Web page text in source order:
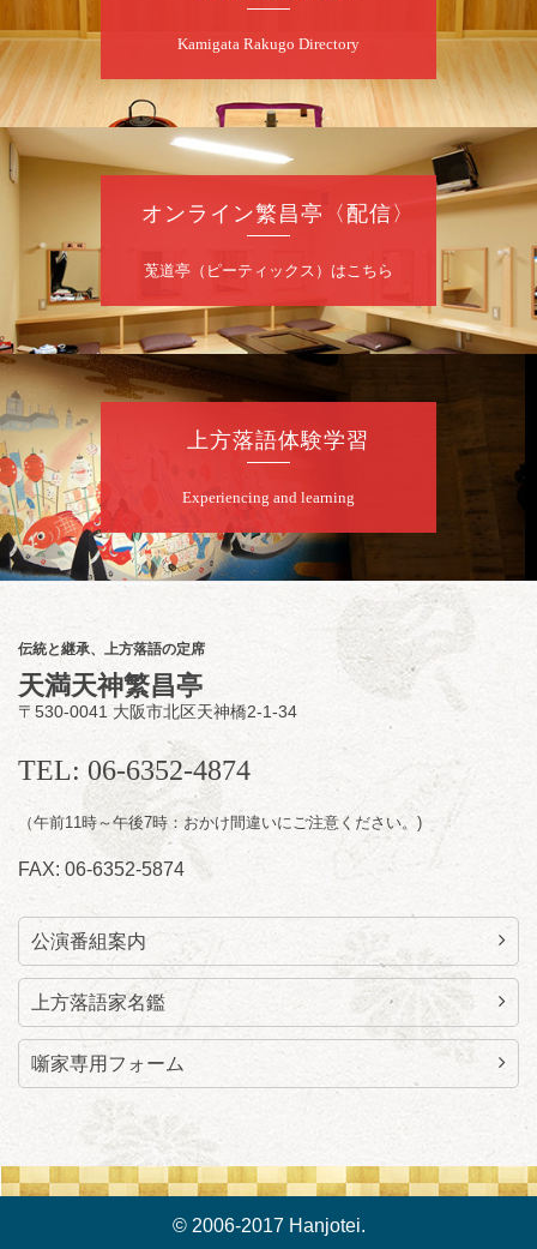
★菟道亭 配信あり
8月7日（金）
噺家が落語と芝居をしてみる会
桂米之助／桂団治郎／桂弥太郎／桂米舞／是
開演：午後6時30分（6時開場）全席指定
お問合せ：米朝事務所 06-6365-8281（平日
10時～18時）
★菟道亭配信あり
入はこちらをクリック
8月8日（土）
第2回 智之介・力造 二人会
笑福亭智之介「昭和任侠伝」「天王寺詣り」
／桂力造「桃太郎」「本膳」／桂二豆「開口
開演：午前10時（9時30分 開場
）
前売2,000円 当日 2,500円
お問合せ：智之介・力造 二人会事務局 090-
7762-6268
Kamigata Rakugo Directory
オンライン繁昌亭〈配信〉
莵道亭（ピーティックス）はこちら
上方落語体験学習
Experiencing and learning
伝統と継承、上方落語の定席
天満天神繁昌亭
〒530-0041 大阪市北区天神橋2-1-34
TEL: 06-6352-4874
（午前11時～午後7時：おかけ間違いにご注意ください。)
FAX: 06-6352-5874
公演番組案内
上方落語家名鑑
噺家専用フォーム
© 2006-2017 Hanjotei.